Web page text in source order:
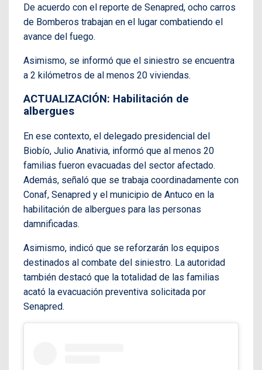
De acuerdo con el reporte de Senapred, ocho carros
de Bomberos trabajan en el lugar combatiendo el
avance del fuego.
Asimismo, se informó que el siniestro se encuentra
a 2 kilómetros de al menos 20 viviendas.
ACTUALIZACIÓN: Habilitación de
albergues
En ese contexto, el delegado presidencial del
Biobío, Julio Anativia, informó que al menos 20
familias fueron evacuadas del sector afectado.
Además, señaló que se trabaja coordinadamente con
Conaf, Senapred y el municipio de Antuco en la
habilitación de albergues para las personas
damnificadas.
Asimismo, indicó que se reforzarán los equipos
destinados al combate del siniestro. La autoridad
también destacó que la totalidad de las familias
acató la evacuación preventiva solicitada por
Senapred.